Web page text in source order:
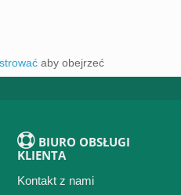
aby obejrzeć
BIURO OBSŁUGI
KLIENTA
Kontakt z nami